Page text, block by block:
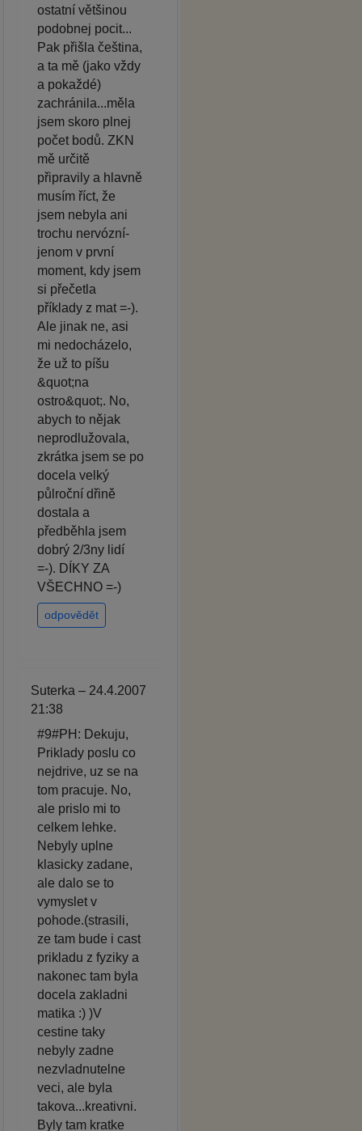
ostatní většinou
podobnej pocit...
Pak přišla čeština,
a ta mě (jako vždy
a pokaždé)
zachránila...měla
jsem skoro plnej
počet bodů. ZKN
mě určitě
připravily a hlavně
musím říct, že
jsem nebyla ani
trochu nervózní-
jenom v první
moment, kdy jsem
si přečetla
příklady z mat =-).
Ale jinak ne, asi
mi nedocházelo,
že už to píšu
&quot;na
ostro&quot;. No,
abych to nějak
neprodlužovala,
zkrátka jsem se po
docela velký
půlroční dřině
dostala a
předběhla jsem
dobrý 2/3ny lidí
=-). DÍKY ZA
VŠECHNO =-)
odpovědět
Suterka – 24.4.2007
21:38
#9#PH: Dekuju,
Priklady poslu co
nejdrive, uz se na
tom pracuje. No,
ale prislo mi to
celkem lehke.
Nebyly uplne
klasicky zadane,
ale dalo se to
vymyslet v
pohode.(strasili,
ze tam bude i cast
prikladu z fyziky a
nakonec tam byla
docela zakladni
matika :) )V
cestine taky
nebyly zadne
nezvladnutelne
veci, ale byla
takova...kreativni.
Byly tam kratke